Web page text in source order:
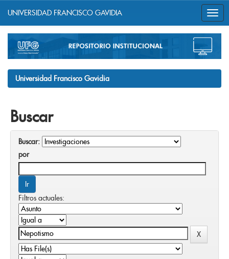
navigation
UNIVERSIDAD FRANCISCO GAVIDIA
Universidad Francisco Gavidia
Buscar
Buscar:
por
Filtros actuales: